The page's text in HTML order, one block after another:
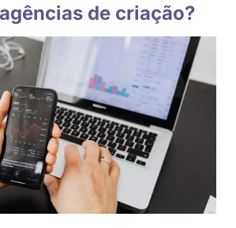
de criação?